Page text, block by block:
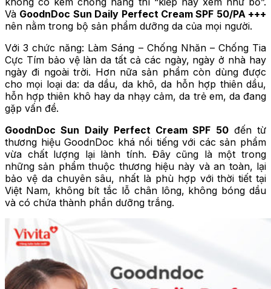
Và GoodnDoc Sun Daily Perfect Cream SPF 50/PA +++
nên nằm trong bộ sản phẩm dưỡng da của mọi người.
Với 3 chức năng: Làm Sáng – Chống Nhăn – Chống Tia
Cực Tím bảo vệ làn da tất cả các ngày, ngày ở nhà hay
ngày đi ngoài trời. Hơn nữa sản phẩm còn dùng được
cho mọi loại da: da dầu, da khô, da hỗn hợp thiên dầu,
hỗn hợp thiên khô hay da nhạy cảm, da trẻ em, da đang
gặp vấn đề.
GoodnDoc Sun Daily Perfect Cream SPF 50đến từ
thương hiệu GoodnDoc khá nổi tiếng với các sản phẩm
vừa chất lượng lại lành tính. Đây cũng là một trong
những sản phẩm thuộc thương hiệu này và an toàn, lại
bảo vệ da chuyên sâu, nhất là phù hợp với thời tiết tại
Việt Nam, không bít tắc lỗ chân lông, không bóng dầu
và có chứa thành phần dưỡng trắng.